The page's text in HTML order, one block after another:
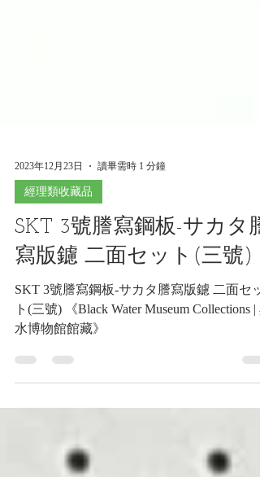
2023年12月23日
經理類收藏品
SKT 3號謄寫鋼板-サカタ謄
寫版鑢 二面セット(三號)
SKT 3號謄寫鋼板-サカタ謄寫版鑢 二面セッ
水博物館館藏》